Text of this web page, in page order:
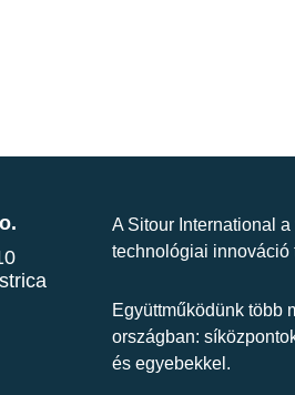
A Sitour International
technológiai innováció
Együttműködünk több
országban:
és egyebekkel.